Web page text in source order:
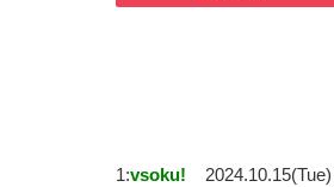
1:vsoku!
2024.10.15(Tue)